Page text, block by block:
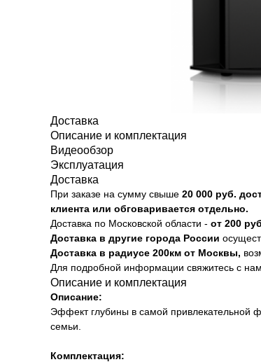
Доставка
Описание и комплектация
Видеообзор
Эксплуатация
Доставка
При заказе на сумму свыше 20 000 руб.
клиента или обговаривается отдельно.
Доставка по Московской области - от 200
Доставка в другие города России
Доставка в радиусе 200км от Москвы,
Для подробной информации свяжитесь с
Описание и комплектация
Описание:
Эффект глубины в самой привлекательной
Комплектация: